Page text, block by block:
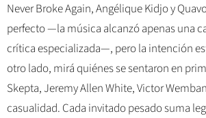
Never Broke Again, Angélique Kidjo y
perfecto —la música alcanzó apenas una
crítica especializada—, pero la intención
otro lado, mirá quiénes se sentaron en
Skepta, Jeremy Allen White, Victor
casualidad. Cada invitado pesado suma